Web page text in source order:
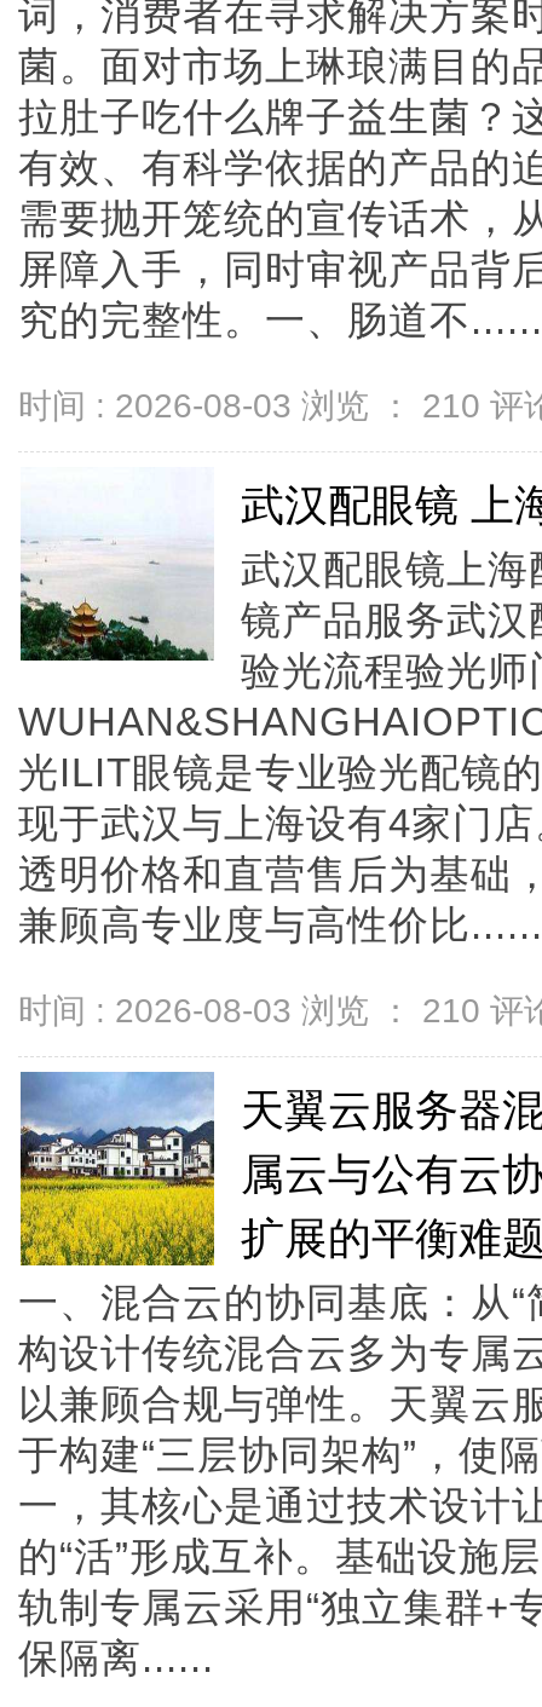
词，消费者在寻求解决方案
菌。面对市场上琳琅满目的
拉肚子吃什么牌子益生菌？
有效、有科学依据的产品的
需要抛开笼统的宣传话术
屏障入手，同时审视产品背
究的完整性。一、肠道不......
时间 : 2026-08-03 浏览 ： 210 评
武汉配眼镜 上
武汉配眼镜上
镜产品服务武
验光流程验光
光ILIT眼镜是专业验光配镜
现于武汉与上海设有4家门
透明价格和直营售后为基础
兼顾高专业度与高性价比......
时间 : 2026-08-03 浏览 ： 210 评
天翼云服务器
属云与公有云
扩展的平衡难
一、混合云的协同基底：从“
构设计传统混合云多为专属
以兼顾合规与弹性。天翼云
于构建“三层协同架构”，使
一，其核心是通过技术设计
的“活”形成互补。基础设施
轨制专属云采用“独立集群+
保隔离......